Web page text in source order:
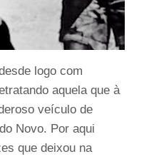
logo com
aquela que à
veículo de
Novo. Por aqui
que deixou na